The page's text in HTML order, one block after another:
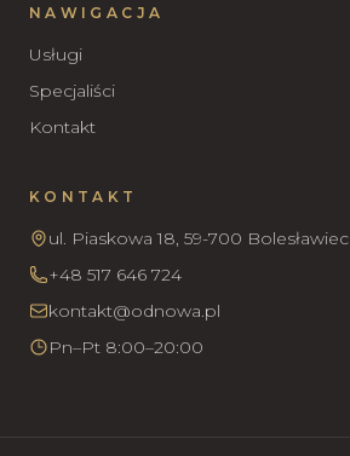
NAWIGACJA
Usługi
Specjaliści
Kontakt
KONTAKT
ul. Piaskowa 18, 59-700 Bolesławiec
+48 517 646 724
kontakt@odnowa.pl
Pn–Pt 8:00–20:00